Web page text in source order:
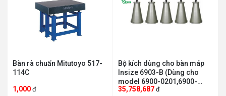
Bàn rà chuẩn Mitutoyo 517-
114C
1,000 đ
Bộ kích dùng cho bàn máp
Insize 6903-B (Dùng cho
model 6900-0201,6900-
1201,6900-0202,6900-1202)
35,758,687 đ